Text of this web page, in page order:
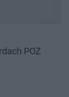
POZ